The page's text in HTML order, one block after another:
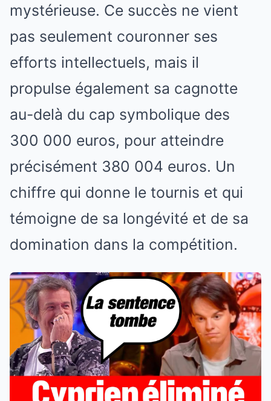
mystérieuse. Ce succès ne vient
pas seulement couronner ses
efforts intellectuels, mais il
propulse également sa cagnotte
au-delà du cap symbolique des
300 000 euros, pour atteindre
précisément 380 004 euros. Un
chiffre qui donne le tournis et qui
témoigne de sa longévité et de sa
domination dans la compétition.